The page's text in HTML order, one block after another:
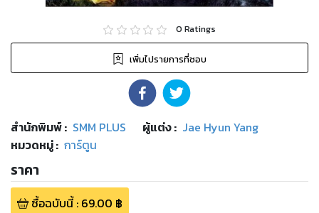
0 Ratings
เพิ่มไปรายการที่ชอบ
สำนักพิมพ์: SMM PLUS ผู้แต่ง : Jae Hyun Yang
หมวดหมู่: การ์ตูน
ราคา
ซื้อฉบับนี้: 69.00 ฿